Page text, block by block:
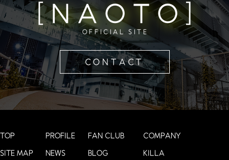
[NAOTO]
OFFICIAL SITE
CONTACT
TOP
SITE MAP
PROFILE
NEWS
FAN CLUB
BLOG
COMPANY
KILLA